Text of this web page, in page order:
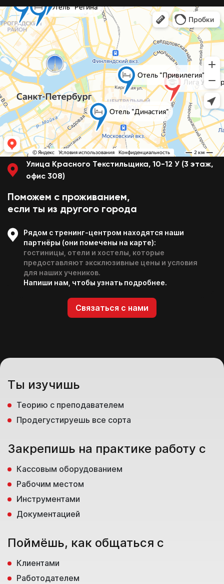
Поможем с проживанием,
если ты из другого города
Рядом с тренинг-центром находятся наши
партнёры (они помечены на карте):
гостиницы, отели и хостелы, которые
предоставляют эксклюзивные цены и условия
для наших учеников.
Напиши нам, чтобы узнать подробнее.
Улица Красного Текстильщика, 10-12 У (3 этаж,
офис 308)
Связаться с нами
Ты изучишь
Теорию с преподавателем
Продегустируешь все сорта
Закрепишь на практике работу с
Кассовым оборудованием
Рабочим местом
Инструментами
Документацией
Поймёшь, как общаться с
Клиентами
Работодателем
необходимые блоки
Смешивай программы
из разных школ и курсов
Перейти к конструктору
Перезвоним в течение 15-20 минут
c понедельника по пятницу с 11:00 до 20:00